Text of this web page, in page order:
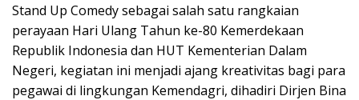
Stand Up Comedy sebagai salah satu rangkaian
perayaan Hari Ulang Tahun ke-80 Kemerdekaan
Republik Indonesia dan HUT Kementerian Dalam
Negeri, kegiatan ini menjadi ajang kreativitas bagi para
pegawai di lingkungan Kemendagri, dihadiri Dirjen Bina